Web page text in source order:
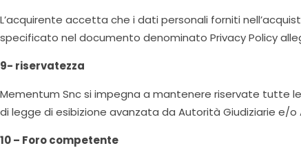
L’acquirente accetta che i dati personali forniti
specificato nel documento denominato Privacy Policy
9- riservatezza
Mementum Snc si impegna a mantenere riservate tutte
di legge di esibizione avanzata da Autorità Giudiziarie e/o
10 – Foro competente